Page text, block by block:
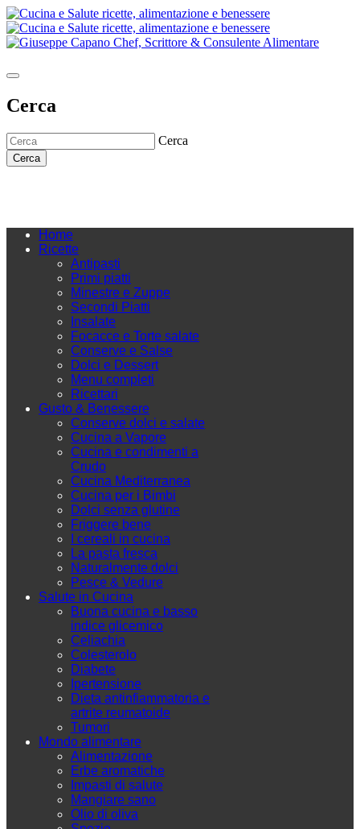
Cerca
Cerca
Cerca
Home
Ricette
Antipasti
Primi piatti
Minestre e Zuppe
Secondi Piatti
Insalate
Focacce e Torte salate
Conserve e Salse
Dolci e Dessert
Menu completi
Ricettari
Gusto & Benessere
Conserve dolci e salate
Cucina a Vapore
Cucina e condimenti a
Crudo
Cucina Mediterranea
Cucina per i Bimbi
Dolci senza glutine
Friggere bene
I cereali in cucina
La pasta fresca
Naturalmente dolci
Pesce & Vedure
Salute in Cucina
Buona cucina e basso
indice glicemico
Celiachia
Colesterolo
Diabete
Ipertensione
Dieta antinfiammatoria e
artrite reumatoide
Tumori
Mondo alimentare
Alimentazione
Erbe aromatiche
Impasti di salute
Mangiare sano
Olio di oliva